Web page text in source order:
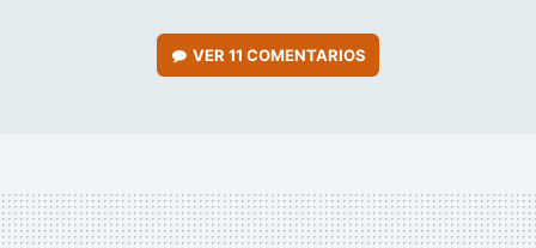
VER11 COMENTARIOS